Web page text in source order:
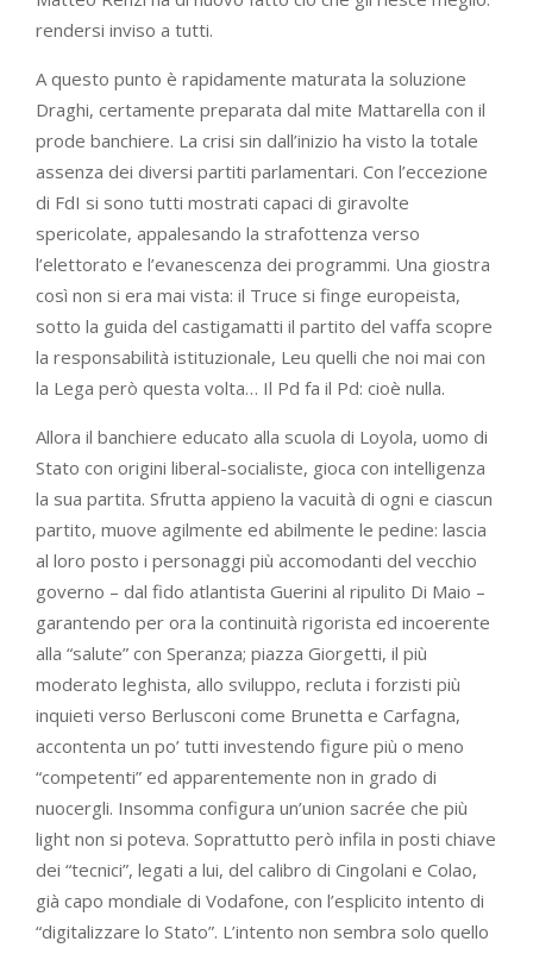
rendersi inviso a tutti.
A questo punto è rapidamente maturata la soluzione
Draghi, certamente preparata dal mite Mattarella con il
prode banchiere. La crisi sin dall’inizio ha visto la totale
assenza dei diversi partiti parlamentari. Con l’eccezione
di FdI si sono tutti mostrati capaci di giravolte
spericolate, appalesando la strafottenza verso
l’elettorato e l’evanescenza dei programmi. Una giostra
così non si era mai vista: il Truce si finge europeista,
sotto la guida del castigamatti il partito del vaffa scopre
la responsabilità istituzionale, Leu quelli che noi mai con
la Lega però questa volta… Il Pd fa il Pd: cioè nulla.
Allora il banchiere educato alla scuola di Loyola, uomo di
Stato con origini liberal-socialiste, gioca con intelligenza
la sua partita. Sfrutta appieno la vacuità di ogni e ciascun
partito, muove agilmente ed abilmente le pedine: lascia
al loro posto i personaggi più accomodanti del vecchio
governo – dal fido atlantista Guerini al ripulito Di Maio –
garantendo per ora la continuità rigorista ed incoerente
alla “salute” con Speranza; piazza Giorgetti, il più
moderato leghista, allo sviluppo, recluta i forzisti più
inquieti verso Berlusconi come Brunetta e Carfagna,
accontenta un po’ tutti investendo figure più o meno
“competenti” ed apparentemente non in grado di
nuocergli. Insomma configura un’union sacrée che più
light non si poteva. Soprattutto però infila in posti chiave
dei “tecnici”, legati a lui, del calibro di Cingolani e Colao,
già capo mondiale di Vodafone, con l’esplicito intento di
“digitalizzare lo Stato”. L’intento non sembra solo quello